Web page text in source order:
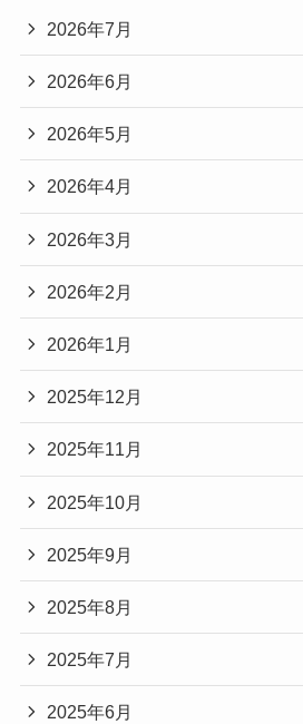
2026年7月
2026年6月
2026年5月
2026年4月
2026年3月
2026年2月
2026年1月
2025年12月
2025年11月
2025年10月
2025年9月
2025年8月
2025年7月
2025年6月